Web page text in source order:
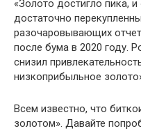
«Золото достигло пика,
достаточно
разочаровывающих
после бума в 2020 году.
снизил
низкоприбыльное
Всем известно, что
золотом». Давайте